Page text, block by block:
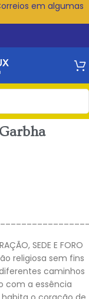
em algumas
SEDE E FORO
religiosa sem fins
caminhos
com a essência